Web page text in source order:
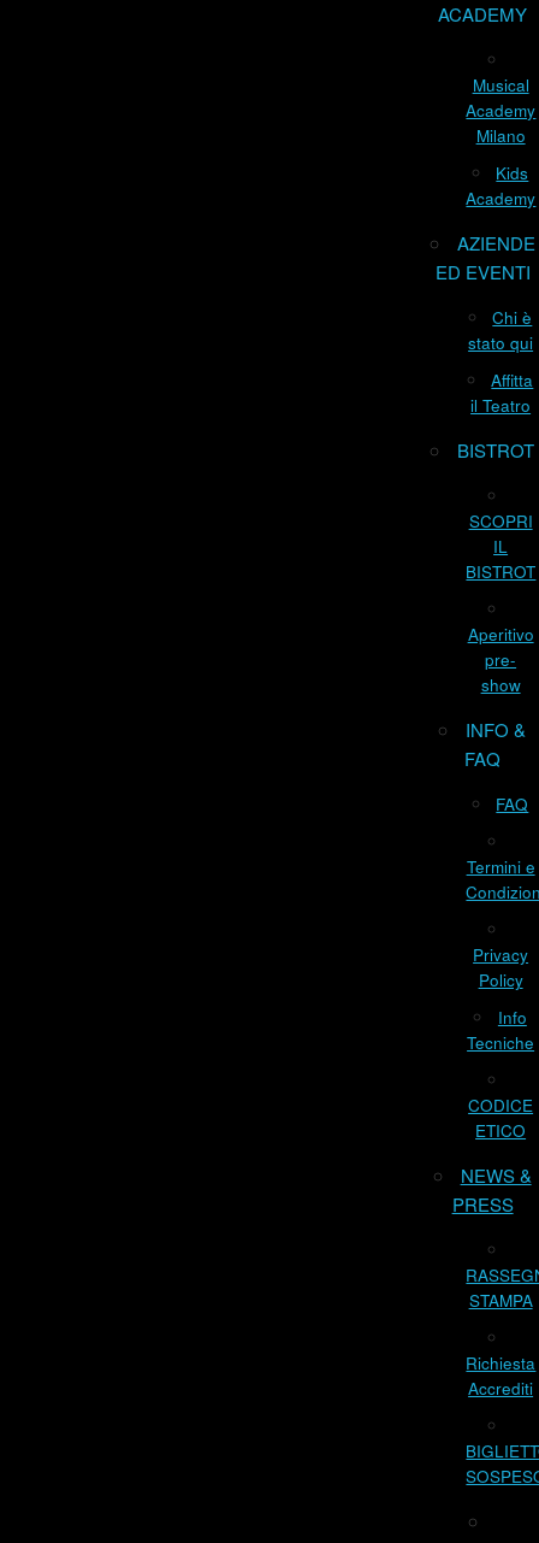
ACADEMY
Musical
Academy
Milano
Kids
Academy
AZIENDE
ED EVENTI
Chi è
stato qui
Affitta
il Teatro
BISTROT
SCOPRI
IL
BISTROT
Aperitivo
pre-
show
INFO &
FAQ
FAQ
Termini e
Privacy
Policy
Info
Tecniche
CODICE
ETICO
NEWS &
PRESS
STAMPA
Richiesta
Accrediti